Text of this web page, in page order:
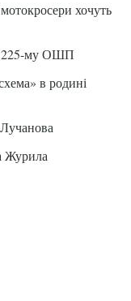
хочуть
225-му ОШП
в родині
Журила